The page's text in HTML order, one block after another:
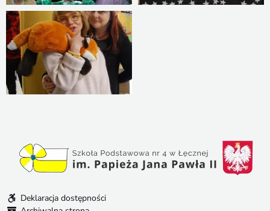
Deklaracja dostępności